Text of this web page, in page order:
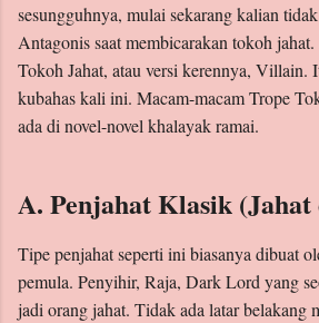
sesungguhnya, mulai sekarang kalian
Antagonis saat membicarakan tokoh
Tokoh Jahat, atau versi kerennya, Villain.
kubahas kali ini. Macam-macam Trope
ada di novel-novel khalayak ramai.
A. Penjahat Klasik
Tipe penjahat seperti ini biasanya dibuat
pemula. Penyihir, Raja, Dark Lord yang
jadi orang jahat. Tidak ada latar belakang